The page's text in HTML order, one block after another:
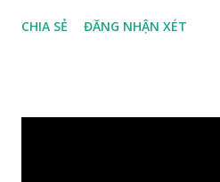
(Fabaceae). Là cây nguyên sản ở
CHIA SẺ ĐĂNG NHẬN XÉT